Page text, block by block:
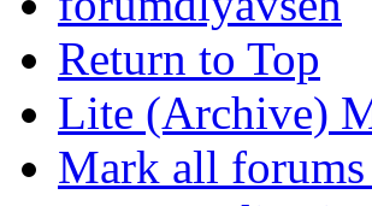
Return to Top
Lite (Archive)
Mark all forums